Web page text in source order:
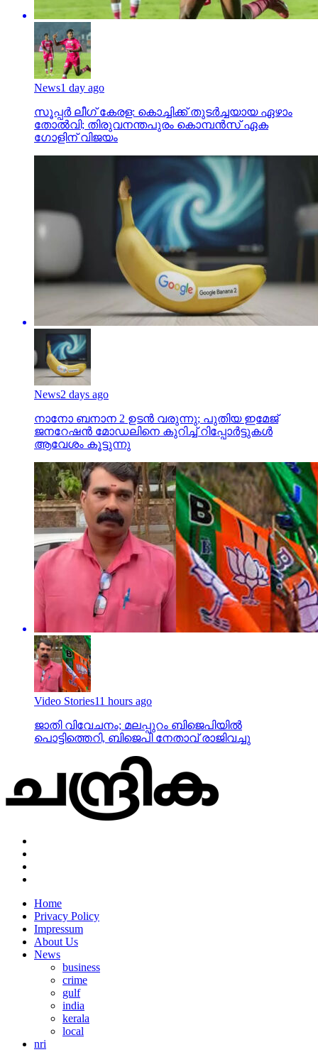
News1 day ago
സൂപ്പര്‍ ലീഗ് കേരള: കൊച്ചിക്ക് തുടര്‍ച്ചയായ ഏഴാം
തോല്‍വി; തിരുവനന്തപുരം കൊമ്പന്‍സ് ഏക
ഗോളിന് വിജയം
News2 days ago
നാനോ ബനാന 2 ഉടന്‍ വരുന്നു; പുതിയ ഇമേജ്
ജനറേഷന്‍ മോഡലിനെ കുറിച്ച് റിപ്പോര്‍ട്ടുകള്‍
ആവേശം കൂട്ടുന്നു
Video Stories11 hours ago
ജാതി വിവേചനം; മലപ്പുറം ബിജെപിയില്‍
പൊട്ടിത്തെറി, ബിജെപി നേതാവ് രാജിവച്ചു
Home
Privacy Policy
Impressum
About Us
News
business
crime
gulf
india
kerala
local
nri